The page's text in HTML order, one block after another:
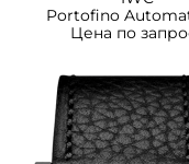
Portofino
Цена по